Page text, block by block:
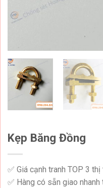
Kẹp Băng Đồng
✅ Giá cạnh tranh TOP 3
✅ Hàng có sẵn giao nhanh